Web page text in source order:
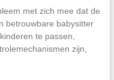
met zich mee dat de
betrouwbare babysitter
te passen,
zijn,